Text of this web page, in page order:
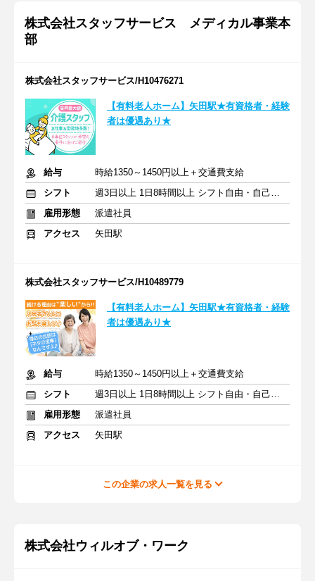
株式会社スタッフサービス メディカル事業本
部
株式会社スタッフサービス/H10476271
【有料老人ホーム】矢田駅★有資格者・経験
者は優遇あり★
給与
時給1350～1450円以上＋交通費支給
シフト
週3日以上 1日8時間以上 シフト自由・自己申告
雇用形態
派遣社員
アクセス
矢田駅
株式会社スタッフサービス/H10489779
【有料老人ホーム】矢田駅★有資格者・経験
者は優遇あり★
給与
時給1350～1450円以上＋交通費支給
シフト
週3日以上 1日8時間以上 シフト自由・自己申告
雇用形態
派遣社員
アクセス
矢田駅
この企業の求人一覧を見る
株式会社ウィルオブ・ワーク